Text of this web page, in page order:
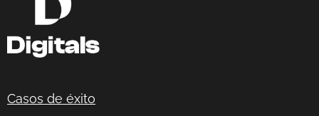
Casos de éxito